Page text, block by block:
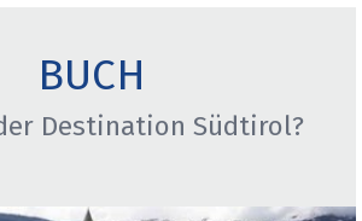
BUCH
Destination Südtirol?